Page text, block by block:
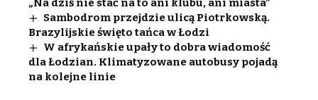
„Na dziś nie stać na to ani klubu, ani miasta”
Sambodrom przejdzie ulicą Piotrkowską.
Brazylijskie święto tańca w Łodzi
W afrykańskie upały to dobra wiadomość
dla Łodzian. Klimatyzowane autobusy pojadą
na kolejne linie